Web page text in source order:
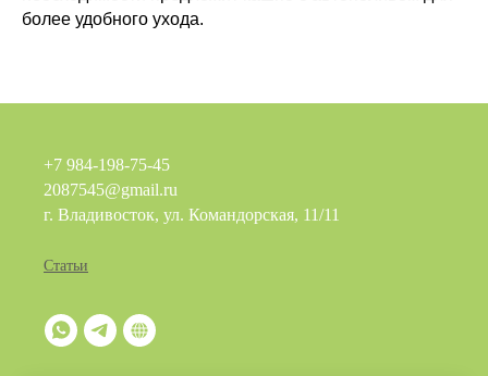
более удобного ухода.
+7 984-198-75-45
2087545@gmail.ru
г. Владивосток, ул. Командорская, 11/11
Статьи